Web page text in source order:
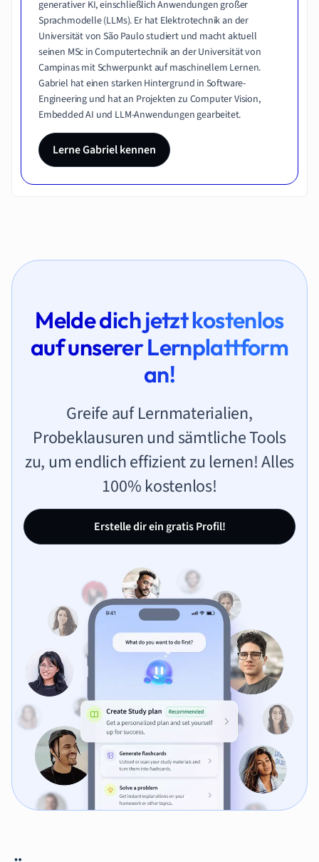
generativer KI, einschließlich Anwendungen großer
Sprachmodelle (LLMs). Er hat Elektrotechnik an der
Universität von São Paulo studiert und macht aktuell
seinen MSc in Computertechnik an der Universität von
Campinas mit Schwerpunkt auf maschinellem Lernen.
Gabriel hat einen starken Hintergrund in Software-
Engineering und hat an Projekten zu Computer Vision,
Embedded AI und LLM-Anwendungen gearbeitet.
Lerne Gabriel kennen
Melde dich jetzt kostenlos
auf unserer Lernplattform
an!
Greife auf Lernmaterialien,
Probeklausuren und sämtliche Tools
zu, um endlich effizient zu lernen! Alles
100% kostenlos!
Erstelle dir ein gratis Profil!